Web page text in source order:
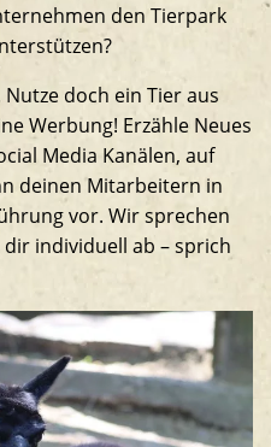
den Tierpark
doch ein Tier aus
Werbung! Erzähle Neues
Media Kanälen, auf
deinen Mitarbeitern in
vor. Wir sprechen
individuell ab – sprich